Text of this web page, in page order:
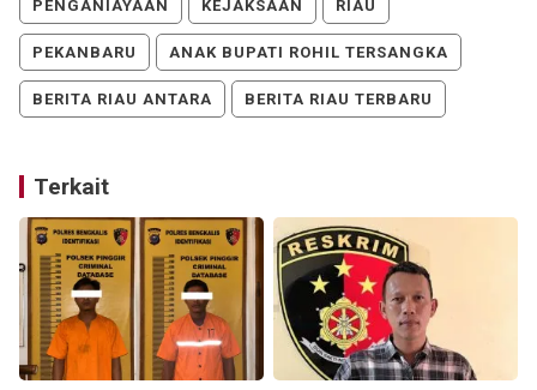
PENGANIAYAAN KEJAKSAAN RIAU
PEKANBARU ANAK BUPATI ROHIL TERSANGKA
BERITA RIAU ANTARA BERITA RIAU TERBARU
Terkait